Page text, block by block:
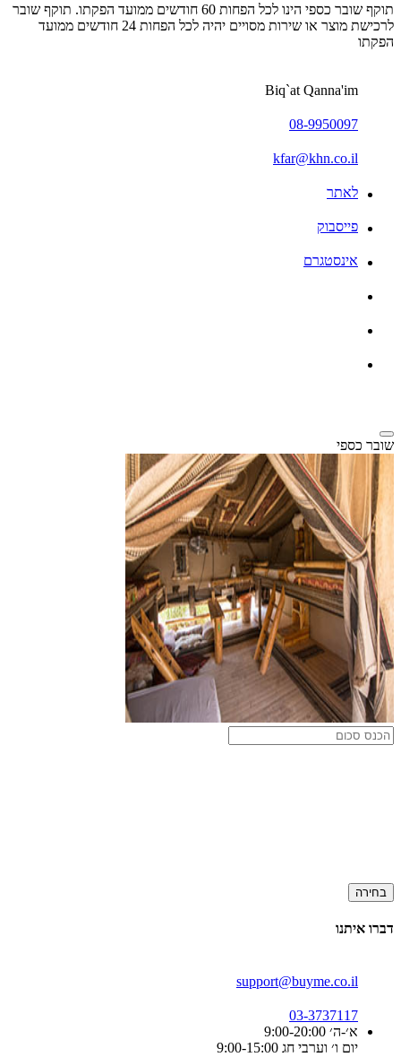
תוקף שובר כספי הינו לכל הפחות 60 חודשים ממועד הפקתו. תוקף שובר
לרכישת מוצר או שירות מסויים יהיה לכל הפחות 24 חודשים ממועד
הפקתו
Biq`at Qanna'im
08-9950097
kfar@khn.co.il
לאתר
פייסבוק
אינסטגרם
שובר כספי
בחירה
דברו איתנו
support@buyme.co.il
03-3737117
א׳-ה׳ 9:00-20:00
יום ו׳ וערבי חג 9:00-15:00